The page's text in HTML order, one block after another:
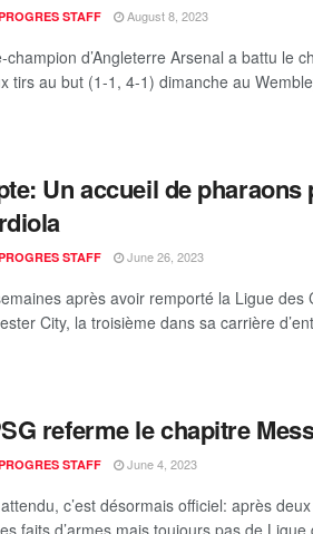
STAFF August 8, 2023
champion d’Angleterre Arsenal a battu le
tirs au but (1-1, 4-1) dimanche au
Un accueil de pharaons
STAFF June 26, 2023
après avoir remporté la Ligue des
City, la troisième dans sa carrière
referme le chapitre
STAFF June 4, 2023
attendu, c’est désormais officiel: après
faits d’armes mais toujours pas de Ligue